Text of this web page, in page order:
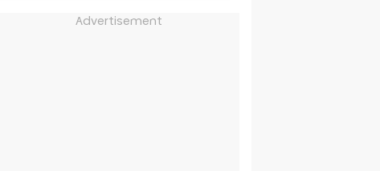
Advertisement